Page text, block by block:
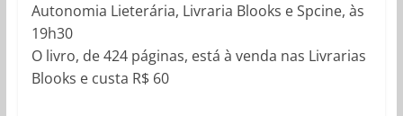
Autonomia Lieterária, Livraria Blooks e Spcine, às
19h30
O livro, de 424 páginas, está à venda nas Livrarias
Blooks e custa R$ 60